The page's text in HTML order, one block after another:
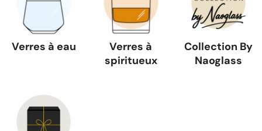
Verres à eau
Verres à
spiritueux
Collection By
Naoglass